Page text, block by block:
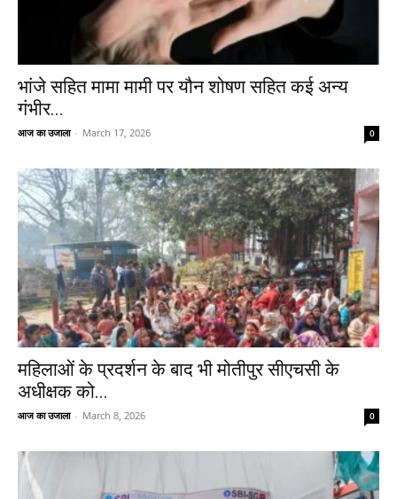
भांजे सहित मामा मामी पर यौन शोषण सहित कई अन्य
गंभीर...
आज का उजाला - March 17, 2026 0
महिलाओं के प्रदर्शन के बाद भी मोतीपुर सीएचसी के
अधीक्षक को...
आज का उजाला - March 8, 2026 0